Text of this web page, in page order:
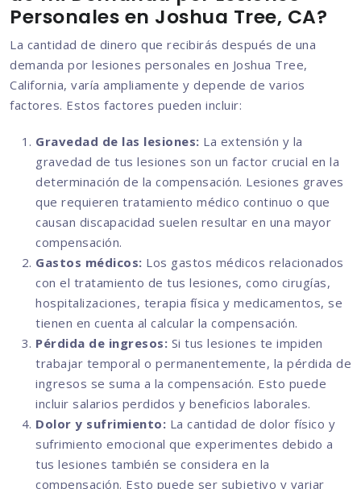
Personales en Joshua Tree, CA?
La cantidad de dinero que recibirás después de una
demanda por lesiones personales en Joshua Tree,
California, varía ampliamente y depende de varios
factores. Estos factores pueden incluir:
Gravedad de las lesiones: La extensión y la
gravedad de tus lesiones son un factor crucial en la
determinación de la compensación. Lesiones graves
que requieren tratamiento médico continuo o que
causan discapacidad suelen resultar en una mayor
compensación.
Gastos médicos: Los gastos médicos relacionados
con el tratamiento de tus lesiones, como cirugías,
hospitalizaciones, terapia física y medicamentos, se
tienen en cuenta al calcular la compensación.
Pérdida de ingresos: Si tus lesiones te impiden
trabajar temporal o permanentemente, la pérdida de
ingresos se suma a la compensación. Esto puede
incluir salarios perdidos y beneficios laborales.
Dolor y sufrimiento: La cantidad de dolor físico y
sufrimiento emocional que experimentes debido a
tus lesiones también se considera en la
compensación. Esto puede ser subjetivo y variar